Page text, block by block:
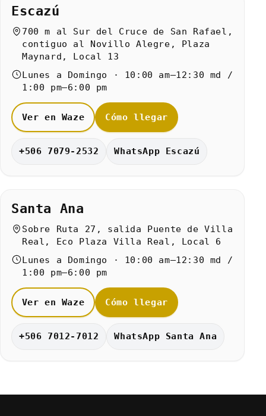
Escazú
700 m al Sur del Cruce de San Rafael,
contiguo al Novillo Alegre, Plaza
Maynard, Local 13
Lunes a Domingo · 10:00 am–12:30 md /
1:00 pm–6:00 pm
Ver en Waze Cómo llegar
+506 7079-2532 WhatsApp Escazú
Santa Ana
Sobre Ruta 27, salida Puente de Villa
Real, Eco Plaza Villa Real, Local 6
Lunes a Domingo · 10:00 am–12:30 md /
1:00 pm–6:00 pm
Ver en Waze Cómo llegar
+506 7012-7012 WhatsApp Santa Ana